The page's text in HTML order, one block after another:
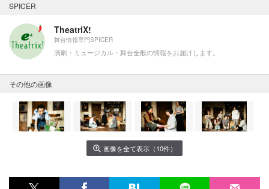
SPICER
TheatriX!
舞台情報専門SPICER
演劇・ミュージカル・舞台全般の情報をお届けします。
その他の画像
画像を全て表示（10件）